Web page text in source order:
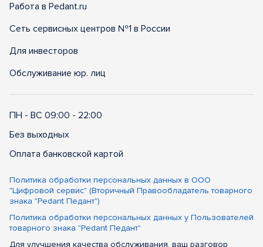
Работа в Pedant.ru
Сеть сервисных центров №1 в России
Для инвесторов
Обслуживание юр. лиц
ПН - ВС 09:00 - 22:00
Без выходных
Оплата банковской картой
Политика обработки персональных данных в ООО
"Цифровой сервис" (Вторичный Правообладатель товарного
знака "Pedant Педант")
Политика обработки персональных данных у Пользователей
товарного знака "Pedant Педант"
Для улучшения качества обслуживания, ваш разговор